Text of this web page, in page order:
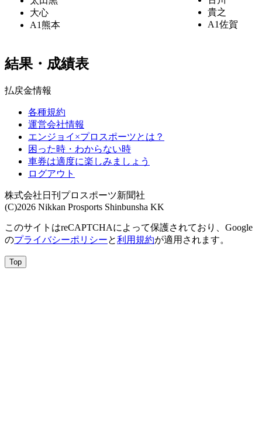
大心
A1熊本
貴之
A1佐賀
結果・成績表
払戻金情報
各種規約
運営会社情報
エンジョイ×プロスポーツとは？
困った時・わからない時
車券は適度に楽しみましょう
ログアウト
株式会社日刊プロスポーツ新聞社
(C)2026 Nikkan Prosports Shinbunsha KK
このサイトはreCAPTCHAによって保護されており、Google
のプライバシーポリシーと利用規約が適用されます。
Top